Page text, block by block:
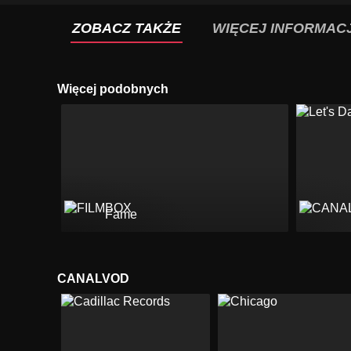
ZOBACZ TAKŻE WIĘCEJ
Więcej podobnych
Fame
CANALVOD